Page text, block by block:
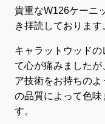
貴重なW126ケーニ
き拝読しております
キャラットウッド
て心が痛みました
ア技術をお持ちの
の品質によって色味
す。